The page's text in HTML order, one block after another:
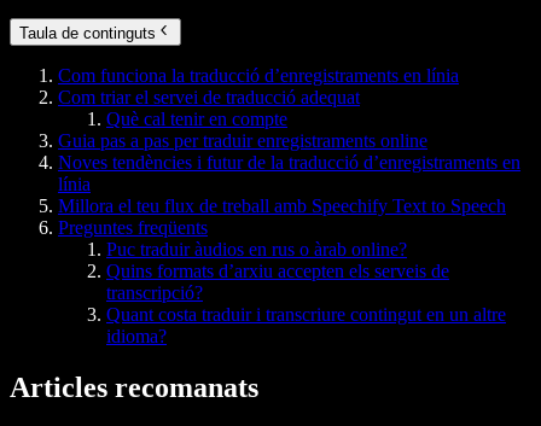
Taula de continguts
Com funciona la traducció d’enregistraments en línia
Com triar el servei de traducció adequat
Què cal tenir en compte
Guia pas a pas per traduir enregistraments online
Noves tendències i futur de la traducció d’enregistraments en
línia
Millora el teu flux de treball amb Speechify Text to Speech
Preguntes freqüents
Puc traduir àudios en rus o àrab online?
Quins formats d’arxiu accepten els serveis de
transcripció?
Quant costa traduir i transcriure contingut en un altre
idioma?
Articles recomanats